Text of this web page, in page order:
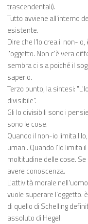
trascendentali).
Tutto avviene all'interno
esistente.
Dire che l'Io crea il non-
l'oggetto. Non c'è vera
sembra ci sia poiché il
saperlo.
Terzo punto, la sintesi:
divisibile".
Gli Io divisibili sono i
sono le cose.
Quando il non-io limita
umani. Quando l'Io limita
moltitudine delle cose.
avere conoscenza.
L'attività morale
vuole superare l'oggetto.
di quello di Schelling
assoluto di Hegel.